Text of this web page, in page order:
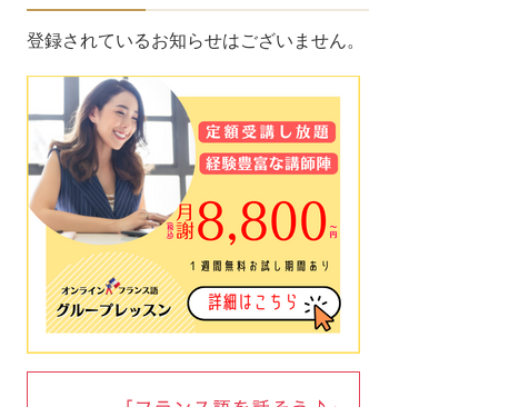
登録されているお知らせはございません。